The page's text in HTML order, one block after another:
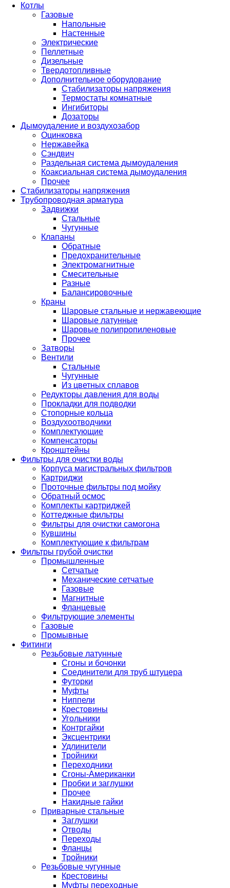
Котлы
Газовые
Напольные
Настенные
Электрические
Пеллетные
Дизельные
Твердотопливные
Дополнительное оборудование
Стабилизаторы напряжения
Термостаты комнатные
Ингибиторы
Дозаторы
Дымоудаление и воздухозабор
Оцинковка
Нержавейка
Сэндвич
Раздельная система дымоудаления
Коаксиальная система дымоудаления
Прочее
Стабилизаторы напряжения
Трубопроводная арматура
Задвижки
Стальные
Чугунные
Клапаны
Обратные
Предохранительные
Электромагнитные
Смесительные
Разные
Балансировочные
Краны
Шаровые стальные и нержавеющие
Шаровые латунные
Шаровые полипропиленовые
Прочее
Затворы
Вентили
Стальные
Чугунные
Из цветных сплавов
Редукторы давления для воды
Прокладки для подводки
Стопорные кольца
Воздухоотводчики
Комплектующие
Компенсаторы
Кронштейны
Фильтры для очистки воды
Корпуса магистральных фильтров
Картриджи
Проточные фильтры под мойку
Обратный осмос
Комплекты картриджей
Коттеджные фильтры
Фильтры для очистки самогона
Кувшины
Комплектующие к фильтрам
Фильтры грубой очистки
Промышленные
Сетчатые
Механические сетчатые
Газовые
Магнитные
Фланцевые
Фильтрующие элементы
Газовые
Промывные
Фитинги
Резьбовые латунные
Сгоны и бочонки
Соединители для труб штуцера
Футорки
Муфты
Ниппели
Крестовины
Угольники
Контргайки
Эксцентрики
Удлинители
Тройники
Переходники
Сгоны-Американки
Пробки и заглушки
Прочее
Накидные гайки
Приварные стальные
Заглушки
Отводы
Переходы
Фланцы
Тройники
Резьбовые чугунные
Крестовины
Муфты переходные